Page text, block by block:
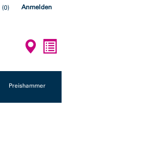
(0) Anmelden
Preishammer